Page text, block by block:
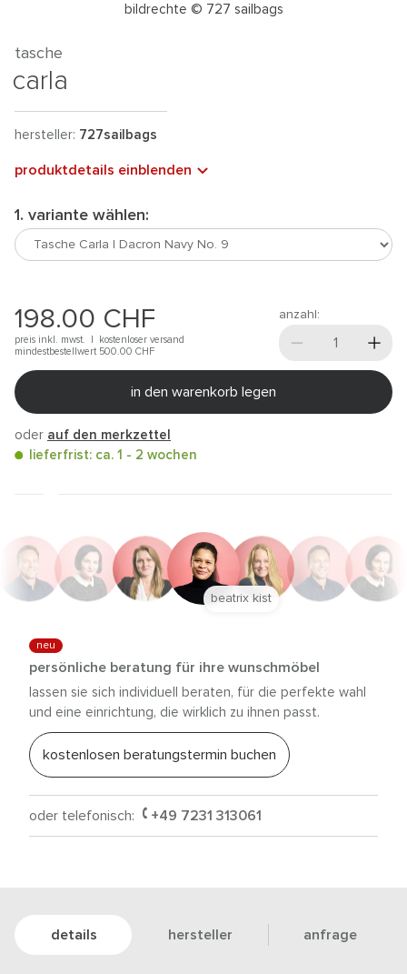
bildrechte © 727 sailbags
tasche
carla
hersteller: 727sailbags
produktdetails einblenden
1. variante wählen:
198.00 CHF
preis inkl. mwst. |
kostenloser versand
mindestbestellwert 500.00 CHF
anzahl:
in den warenkorb legen
oder auf den merkzettel
lieferfrist: ca. 1 - 2 wochen
neu
persönliche beratung für ihre wunschmöbel
lassen sie sich individuell beraten, für die perfekte wahl
und eine einrichtung, die wirklich zu ihnen passt.
kostenlosen beratungstermin buchen
oder telefonisch: +49 7231 313061
anna trautz
details hersteller anfrage